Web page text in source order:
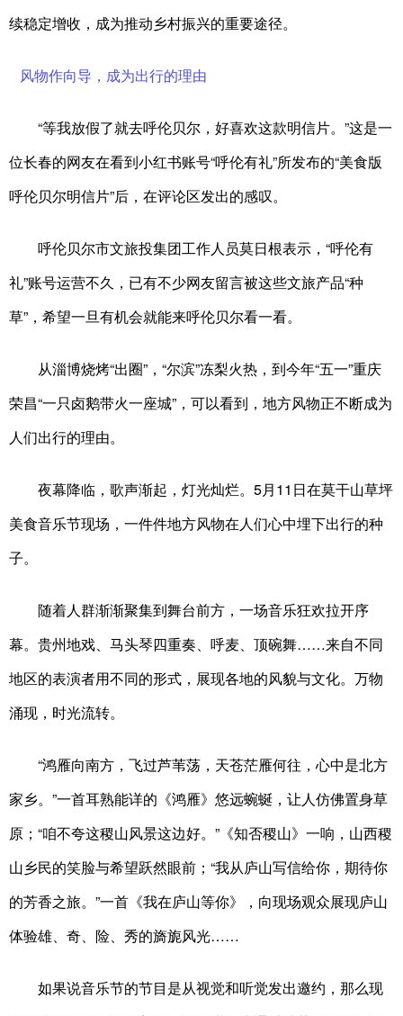
续稳定增收，成为推动乡村振兴的重要途径。
风物作向导，成为出行的理由
“等我放假了就去呼伦贝尔，好喜欢这款明信片。”这是一
位长春的网友在看到小红书账号“呼伦有礼”所发布的“美食版
呼伦贝尔明信片”后，在评论区发出的感叹。
呼伦贝尔市文旅投集团工作人员莫日根表示，“呼伦有
礼”账号运营不久，已有不少网友留言被这些文旅产品“种
草”，希望一旦有机会就能来呼伦贝尔看一看。
从淄博烧烤“出圈”，“尔滨”冻梨火热，到今年“五一”重庆
荣昌“一只卤鹅带火一座城”，可以看到，地方风物正不断成为
人们出行的理由。
夜幕降临，歌声渐起，灯光灿烂。5月11日在莫干山草坪
美食音乐节现场，一件件地方风物在人们心中埋下出行的种
子。
随着人群渐渐聚集到舞台前方，一场音乐狂欢拉开序
幕。贵州地戏、马头琴四重奏、呼麦、顶碗舞……来自不同
地区的表演者用不同的形式，展现各地的风貌与文化。万物
涌现，时光流转。
“鸿雁向南方，飞过芦苇荡，天苍茫雁何往，心中是北方
家乡。”一首耳熟能详的《鸿雁》悠远蜿蜒，让人仿佛置身草
原；“咱不夸这稷山风景这边好。”《知否稷山》一响，山西稷
山乡民的笑脸与希望跃然眼前；“我从庐山写信给你，期待你
的芳香之旅。”一首《我在庐山等你》，向现场观众展现庐山
体验雄、奇、险、秀的旖旎风光……
如果说音乐节的节目是从视觉和听觉发出邀约，那么现